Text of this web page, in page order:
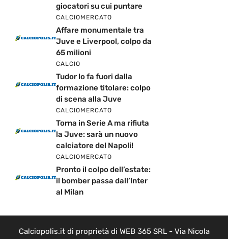
giocatori su cui puntare
CALCIOMERCATO
Affare monumentale tra
Juve e Liverpool, colpo da
65 milioni
CALCIO
Tudor lo fa fuori dalla
formazione titolare: colpo
di scena alla Juve
CALCIOMERCATO
Torna in Serie A ma rifiuta
la Juve: sarà un nuovo
calciatore del Napoli!
CALCIOMERCATO
Pronto il colpo dell’estate:
il bomber passa dall’Inter
al Milan
Calciopolis.it di proprietà di WEB 365 SRL - Via Nicola